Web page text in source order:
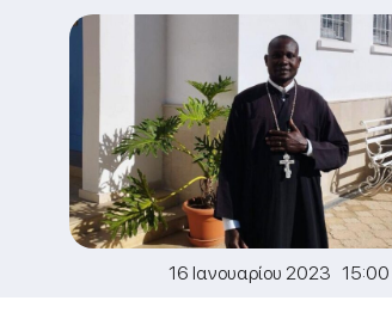
16 Ιανουαρίου 2023 15:00